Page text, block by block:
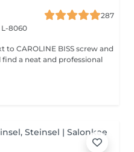
287
8060
CAROLINE BISS screw and